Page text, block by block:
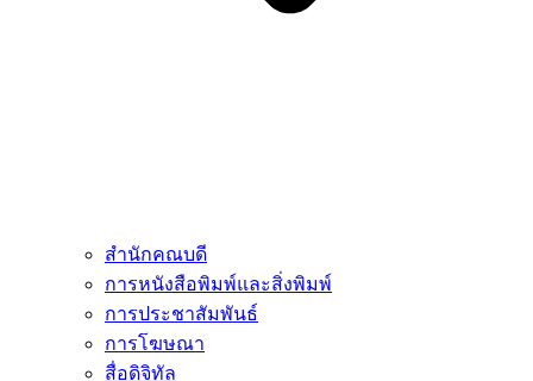
สำนักคณบดี
การหนังสือพิมพ์และสิ่งพิมพ์
การประชาสัมพันธ์
การโฆษณา
สื่อดิจิทัล